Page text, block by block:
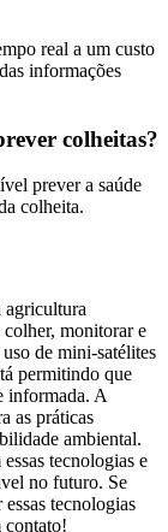
real a um custo
informações
colheitas?
prever a saúde
colheita.
agricultura
colher, monitorar e
de mini-satélites
permitindo que
informada. A
as práticas
ambiental.
tecnologias e
no futuro. Se
tecnologias
contato!